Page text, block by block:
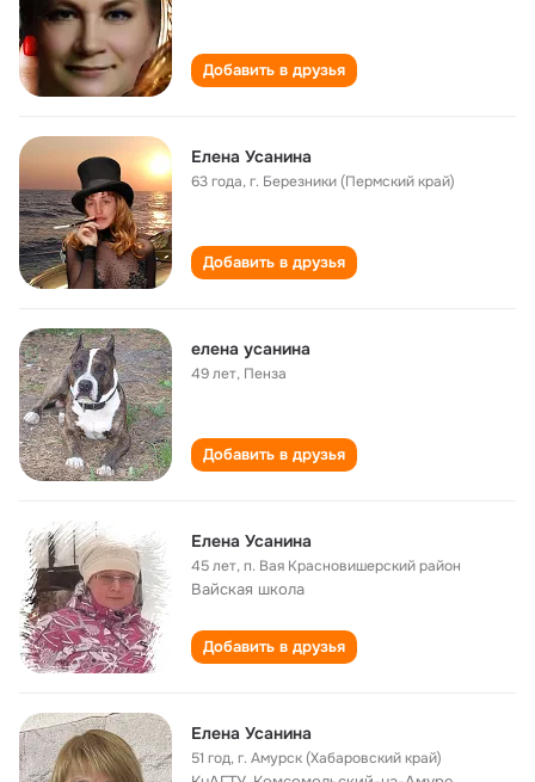
Добавить в друзья
Елена Усанина
63 года,г. Березники (Пермский край)
Добавить в друзья
елена усанина
49 лет, Пенза
Добавить в друзья
Елена Усанина
45 лет,п. Вая Красновишерский район
Вайская школа
Добавить в друзья
Елена Усанина
51 год,г. Амурск (Хабаровский край)